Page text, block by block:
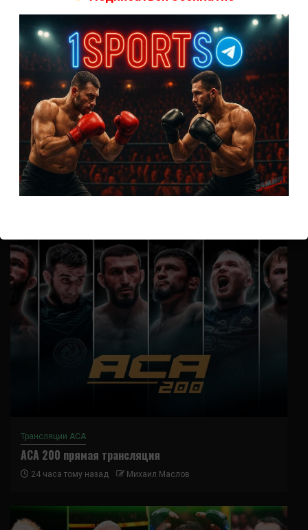
А как смотреть с ноутбука?
Анонимно кРасписание боев UFC
Кусок говна ты, существом даже нельзя ,такое как ты назвать!
АнонимнокКонор МакГрегор
УЧ
АнонимнокРэнди Браун — Николас Далби
не запускается ни один бой, реклама есть, а когда
заканчивается начинается загрузка видео длиною в жизнь.
Исправьте пожалуйста
Трансляции ACA
ACA 200 прямая трансляция
24 часа тому назад Михаил Маслов